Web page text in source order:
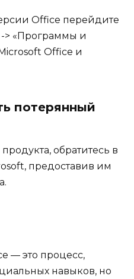
Office перейдите
> «Программы и
Office и
потерянный
обратитесь в
предоставив им
— это процесс,
навыков, но